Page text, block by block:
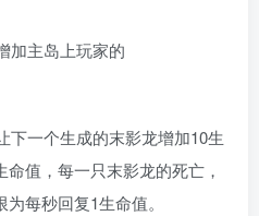
加主岛上玩家的
下一个生成的末影龙增加10生
值，每一只末影龙的死亡，
每秒回复1生命值。